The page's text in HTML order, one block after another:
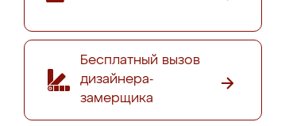
Бесплатный вызов
дизайнера-
замерщика